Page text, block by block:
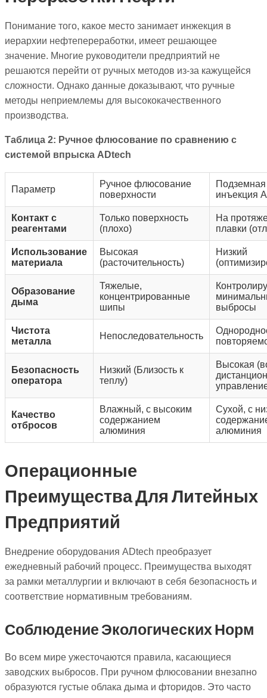
Понимание того, какое место занимает инжекция в
иерархии нефтепереработки, имеет решающее
значение. Многие руководители предприятий не
решаются перейти от ручных методов из-за кажущейся
сложности. Однако данные доказывают, что ручные
методы неприемлемы для высококачественного
производства.
Таблица 2: Ручное флюсование по сравнению с
системой впрыска ADtech
Параметр
Ручное флюсование
поверхности
Подземная
инъекция
Контакт с
реагентами
Только поверхность
(плохо)
На
плавки
Использование
материала
Высокая
(расточительность)
Низкий
Образование
дыма
Тяжелые,
концентрированные
шипы
выбросы
Чистота
металла
Непоследовательность
Безопасность
оператора
Низкий (Близость к
теплу)
Высокая
Качество
отбросов
Влажный, с высоким
содержанием
алюминия
Сухой, с
алюминия
Операционные
Преимущества Для Литейных
Предприятий
Внедрение оборудования ADtech преобразует
ежедневный рабочий процесс. Преимущества выходят
за рамки металлургии и включают в себя безопасность и
соответствие нормативным требованиям.
Соблюдение Экологических Норм
Во всем мире ужесточаются правила, касающиеся
заводских выбросов. При ручном флюсовании внезапно
образуются густые облака дыма и фторидов. Это часто